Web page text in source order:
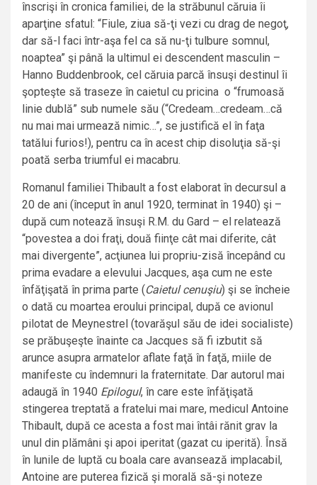
înscrişi în cronica familiei, de la străbunul căruia îi
aparţine sfatul: “Fiule, ziua să-ţi vezi cu drag de negoţ,
dar să-l faci într-aşa fel ca să nu-ţi tulbure somnul,
noaptea” şi până la ultimul ei descendent masculin –
Hanno Buddenbrook, cel căruia parcă însuşi destinul îi
şopteşte să traseze în caietul cu pricina o “frumoasă
linie dublă” sub numele său (“Credeam…credeam…că
nu mai mai urmează nimic…”, se justifică el în faţa
tatălui furios!), pentru ca în acest chip disoluţia să-şi
poată serba triumful ei macabru.
Romanul familiei Thibault a fost elaborat în decursul a
20 de ani (început în anul 1920, terminat în 1940) şi –
după cum notează însuşi R.M. du Gard – el relatează
“povestea a doi fraţi, două fiinţe cât mai diferite, cât
mai divergente”, acţiunea lui propriu-zisă începând cu
prima evadare a elevului Jacques, aşa cum ne este
înfăţişată în prima parte (Caietul cenuşiu) şi se încheie
o dată cu moartea eroului principal, după ce avionul
pilotat de Meynestrel (tovarăşul său de idei socialiste)
se prăbuşeşte înainte ca Jacques să fi izbutit să
arunce asupra armatelor aflate faţă în faţă, miile de
manifeste cu îndemnuri la fraternitate. Dar autorul mai
adaugă în 1940 Epilogul, în care este înfăţişată
stingerea treptată a fratelui mai mare, medicul Antoine
Thibault, după ce acesta a fost mai întâi rănit grav la
unul din plămâni şi apoi iperitat (gazat cu iperită). Însă
în lunile de luptă cu boala care avansează implacabil,
Antoine are puterea fizică şi morală să-şi noteze